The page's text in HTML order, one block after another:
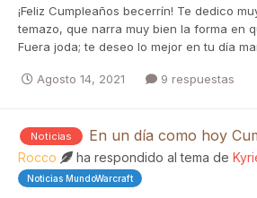
¡Feliz Cumpleaños becerrín! Te dedico
temazo, que narra muy bien la forma en
Fuera joda; te deseo lo mejor en tu día
Agosto 14, 2021 9 respuestas
Noticias En un día como hoy
Rocco ha respondido al tema de
Noticias MundoWarcraft